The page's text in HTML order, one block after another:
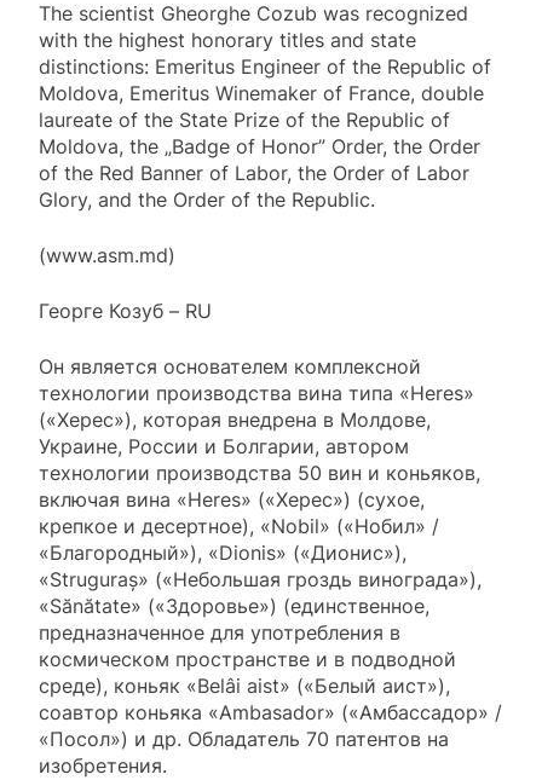
The scientist Gheorghe Cozub was recognized
with the highest honorary titles and state
distinctions: Emeritus Engineer of the Republic of
Moldova, Emeritus Winemaker of France, double
laureate of the State Prize of the Republic of
Moldova, the „Badge of Honor” Order, the Order
of the Red Banner of Labor, the Order of Labor
Glory, and the Order of the Republic.
(www.asm.md)
Георге Козуб – RU
Он является основателем комплексной
технологии производства вина типа «Heres»
(«Херес»), которая внедрена в Молдове,
Украине, России и Болгарии, автором
технологии производства 50 вин и коньяков,
включая вина «Heres» («Херес») (сухое,
крепкое и десертное), «Nobil» («Нобил» /
«Благородный»), «Dionis» («Дионис»),
«Struguraș» («Небольшая гроздь винограда»),
«Sănătate» («Здоровье») (единственное,
предназначенное для употребления в
космическом пространстве и в подводной
среде), коньяк «Belâi aist» («Белый аист»),
соавтор коньяка «Ambasador» («Амбассадор» /
«Посол») и др. Обладатель 70 патентов на
изобретения.